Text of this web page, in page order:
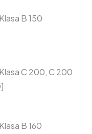
B 150
C 200, C 200
B 160